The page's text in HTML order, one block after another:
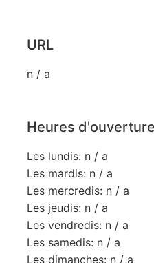
URL
n / a
Heures d'ouverture
Les lundis: n / a
Les mardis: n / a
Les mercredis: n / a
Les jeudis: n / a
Les vendredis: n / a
Les samedis: n / a
Les dimanches: n / a